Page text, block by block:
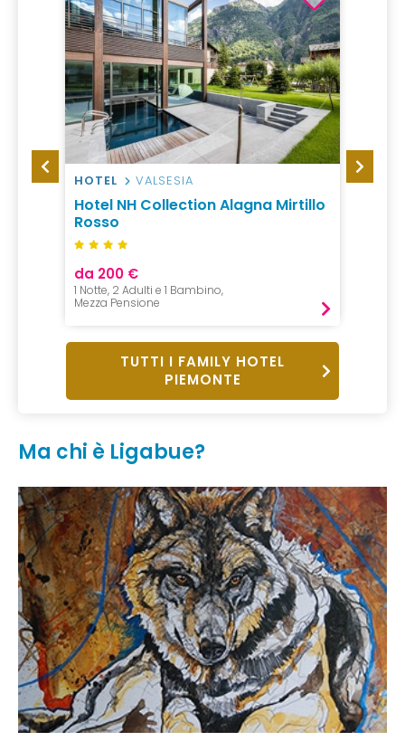
HOTEL VALSESIA
Hotel NH Collection Alagna Mirtillo
Rosso
da 200 €
1 Notte, 2 Adulti e 1 Bambino,
Mezza Pensione
TUTTI I FAMILY HOTEL
PIEMONTE
Ma chi è Ligabue?